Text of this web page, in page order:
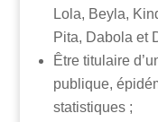
Lola, Beyla,
Pita, Dabola et
Être titulaire
publique,
statistiques ;